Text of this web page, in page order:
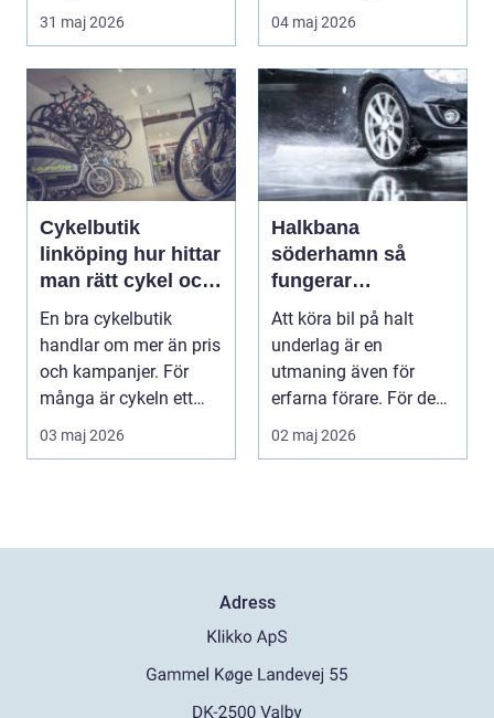
en varningsla...
31 maj 2026
och företag...
04 maj 2026
Cykelbutik
linköping hur hittar
man rätt cykel och
rätt service?
En bra cykelbutik
handlar om mer än pris
och kampanjer. För
många är cykeln ett
vardagsfordon, ett t...
03 maj 2026
Halkbana
söderhamn så
fungerar
riskutbildning på is
och snö
Att köra bil på halt
underlag är en
utmaning även för
erfarna förare. För den
som tar körkort första...
02 maj 2026
Adress